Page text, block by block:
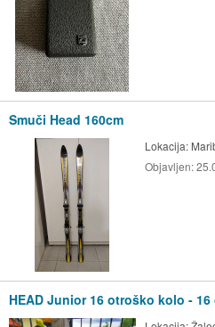
Smuči Head 160cm
Lokacija:
Objavljen:
HEAD Junior 16 otroško kolo - 16